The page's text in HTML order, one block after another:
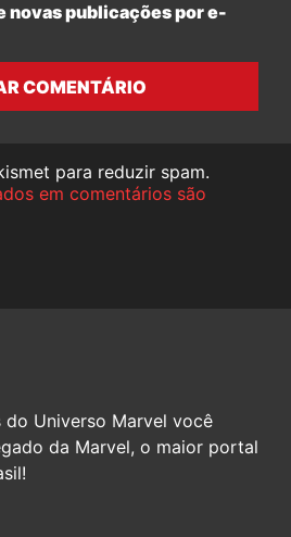
novas publicações por e-
COMENTÁRIO
para reduzir spam.
em comentários são
do Universo Marvel você
da Marvel, o maior portal